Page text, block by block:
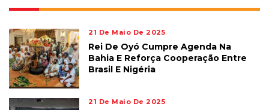
21 De Maio De 2025
Rei De Oyó Cumpre Agenda Na
Bahia E Reforça Cooperação Entre
Brasil E Nigéria
21 De Maio De 2025